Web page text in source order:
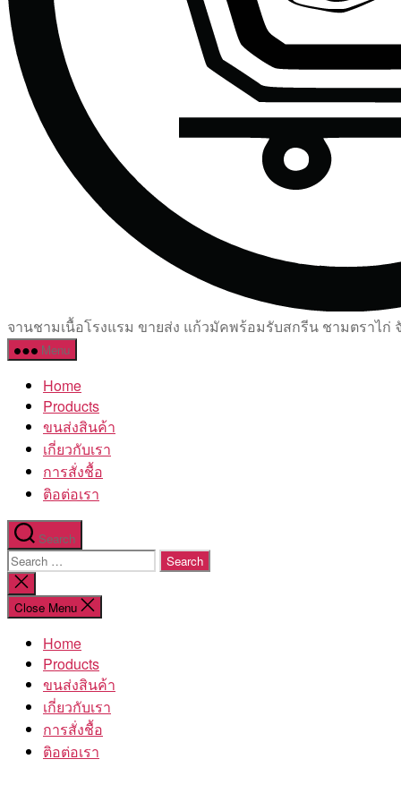
จานชามเนื้อโรงแรม ขายส่ง แก้วมัคพร้อมรับสกรีน ชามตราไก่
Menu
Home
Products
ขนส่งสินค้า
เกี่ยวกับเรา
การสั่งชื้อ
ติอต่อเรา
Search
Search
for:
Close
search
Close Menu
Home
Products
ขนส่งสินค้า
เกี่ยวกับเรา
การสั่งชื้อ
ติอต่อเรา